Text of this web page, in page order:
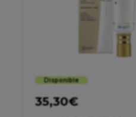
Disponible
35,30€